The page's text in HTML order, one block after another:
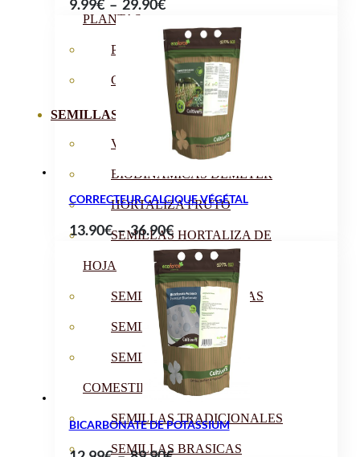
PLANTAS
PLANTAS INTERIOR
GROWPUNCH
SEMILLAS
VER TODAS
BIODINÁMICAS DEMETER
HORTALIZA FRUTO
SEMILLAS HORTALIZA DE
HOJA
SEMILLAS AROMÁTICAS
SEMILLAS FLORES
SEMILLAS FLORES
COMESTIBLES
SEMILLAS TRADICIONALES
SEMILLAS BRASICAS
9.99€ – 29.90€
de
prix :
9.99€
à
29.90€
CORRECTEUR CALCIQUE VÉGÉTAL
13.90€–36.90€Plage
de
prix :
13.90€
à
36.90€
BICARBONATE DE POTASSIUM